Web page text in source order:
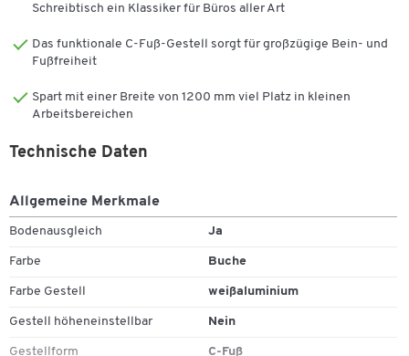
oder Anstellcontainer der gleichen Serie Moxxo IQ. Im Programm
Arbeitsraum einheitlich gestaltet werden kann.
25 mm dicke Tischplatte
Spanplatte, melaminharzbeschichtet
Mit 2 mm Kantenumleimer in silberner Farbe
Verschiedene Breiten wählbar: B 1200-1800 x T 800 mm
Tischgestell:
Aus Stahl
Pulverbeschichtet in Weißaluminium (RAL 9006)
Schreibtisch ein Klassiker für Büros aller Art
Das funktionale C-Fuß-Gestell sorgt für großzügige Bein- und
Fußfreiheit
Spart mit einer Breite von 1200 mm viel Platz in kleinen
Arbeitsbereichen
Technische Daten
Allgemeine Merkmale
Bodenausgleich Ja
Farbe Buche
Farbe Gestell weißaluminium
Gestell höheneinstellbar Nein
Gestellform C-Fuß